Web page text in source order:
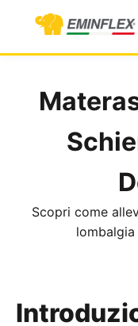
Scopri come